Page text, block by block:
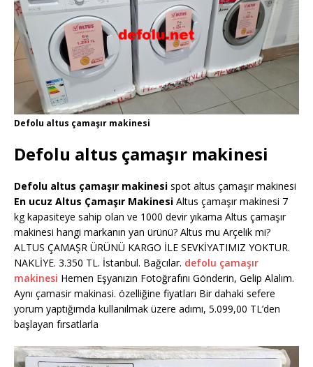
Defolu altus çamaşır makinesi
Defolu altus çamaşır makinesi
Defolu altus çamaşır makinesi spot altus çamaşır makinesi
En ucuz Altus Çamaşır Makinesi Altus çamaşır makinesi 7
kg kapasiteye sahip olan ve 1000 devir yıkama Altus çamaşır
makinesi hangi markanın yan ürünü? Altus mu Arçelik mi?
ALTUS ÇAMAŞR ÜRÜNÜ KARGO İLE SEVKİYATIMIZ YOKTUR.
NAKLİYE. 3.350 TL. İstanbul. Bağcılar. defolu çamaşır
makinesi Hemen Eşyanızın Fotoğrafını Gönderin, Gelip Alalım.
Aynı çamasir makinasi. özelliğine fiyatları Bir dahaki sefere
yorum yaptığımda kullanılmak üzere adımı, 5.099,00 TL’den
başlayan fırsatlarla